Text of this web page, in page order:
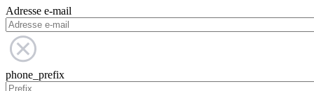
Adresse e-mail
phone_prefix